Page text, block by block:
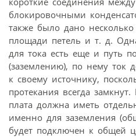
блокировочными
также было дано
площади петель и т. д.
для тока есть еще и путь
(заземлению), по нему ток
к своему источнику,
протекания всегда
плата должна иметь
именно для заземления
будет подключен к общей